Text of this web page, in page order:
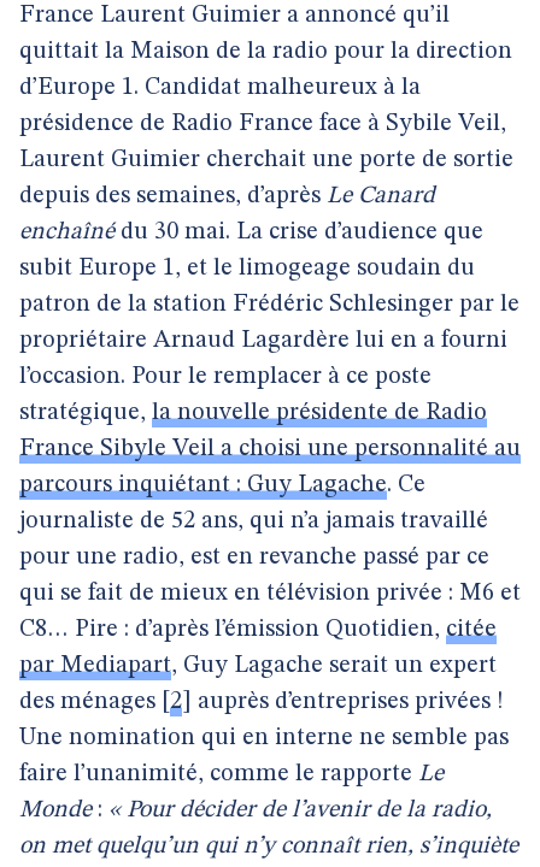
France Laurent Guimier a annoncé qu’il
quittait la Maison de la radio pour la direction
d’Europe 1. Candidat malheureux à la
présidence de Radio France face à Sybile Veil,
Laurent Guimier cherchait une porte de sortie
depuis des semaines, d’après Le Canard
enchaînédu 30 mai. La crise d’audience que
subit Europe 1, et le limogeage soudain du
patron de la station Frédéric Schlesinger par le
propriétaire Arnaud Lagardère lui en a fourni
l’occasion. Pour le remplacer à ce poste
stratégique, la nouvelle présidente de Radio
France Sibyle Veil a choisi une personnalité au
parcours inquiétant : Guy Lagache. Ce
journaliste de 52 ans, qui n’a jamais travaillé
pour une radio, est en revanche passé par ce
qui se fait de mieux en télévision privée : M6 et
C8… Pire : d’après l’émission Quotidien, citée
par Mediapart, Guy Lagache serait un expert
des ménages 2
auprès d’entreprises privées !
Une nomination qui en interne ne semble pas
faire l’unanimité, comme le rapporte Le
Monde: « Pour décider de l’avenir de la radio,
on met quelqu’un qui n’y connaît rien, s’inquiète